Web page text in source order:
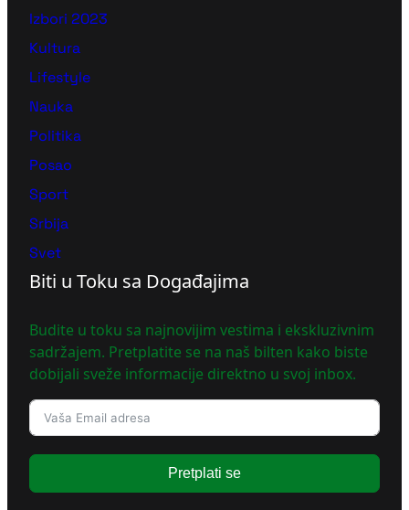
Izbori 2023
Kultura
Lifestyle
Nauka
Politika
Posao
Sport
Srbija
Svet
Biti u Toku sa Događajima
Budite u toku sa najnovijim vestima i ekskluzivnim
sadržajem. Pretplatite se na naš bilten kako biste
dobijali sveže informacije direktno u svoj inbox.
Pretplati se